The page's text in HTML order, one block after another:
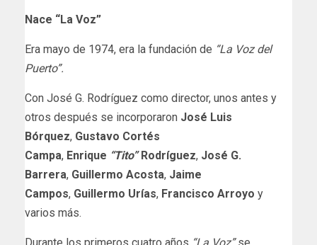
Nace “La Voz”
Era mayo de 1974, era la fundación de “La Voz del
Puerto”.
Con José G. Rodríguez como director, unos antes y
otros después se incorporaron José Luis
Bórquez, Gustavo Cortés
Campa, Enrique “Tito” Rodríguez, José G.
Barrera, Guillermo Acosta, Jaime
Campos, Guillermo Urías, Francisco Arroyo y
varios más.